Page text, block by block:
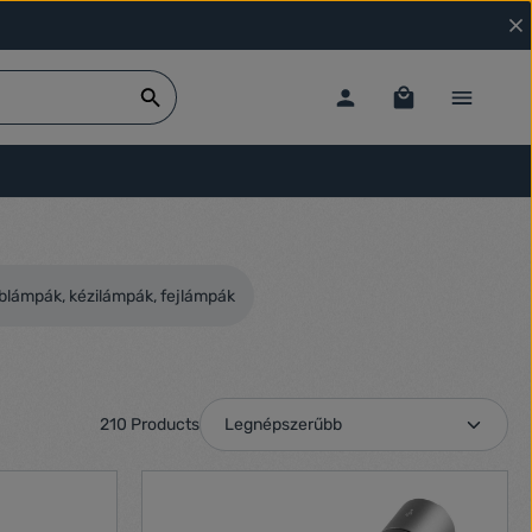
kézilámpák, fejlámpák
210 Products